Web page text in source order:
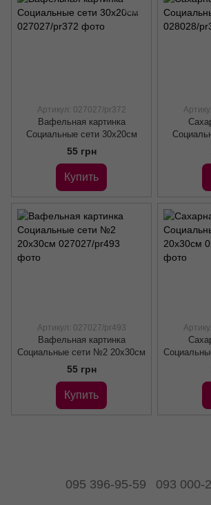
Артикул: 027027/pr372
Вафельная картинка
Cоциальные сети 30x20см
55 грн
Купить
Артикул: 027027/pr493
Вафельная картинка
Социальные сети №2 20х30см
55 грн
Купить
095 396-95-59 093 000-